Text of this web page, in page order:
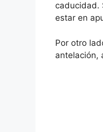
caducidad.
estar en
Por otro
antelación,